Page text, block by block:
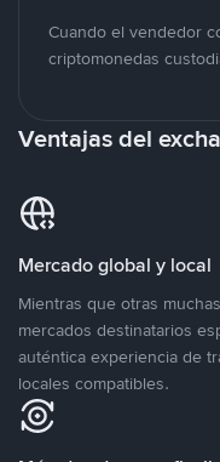
Cuando el vendedor
criptomonedas
Ventajas del
Mercado global y local
Mientras que otras
mercados destinatarios
auténtica experiencia de
locales compatibles.